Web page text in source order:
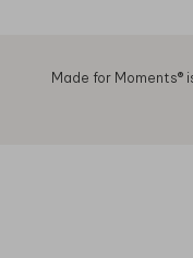
Made for Moments®️